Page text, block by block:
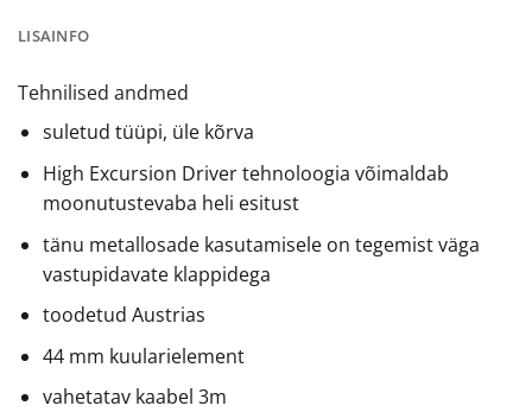
LISAINFO
Tehnilised andmed
suletud tüüpi, üle kõrva
High Excursion Driver tehnoloogia võimaldab
moonutustevaba heli esitust
tänu metallosade kasutamisele on tegemist väga
vastupidavate klappidega
toodetud Austrias
44 mm kuularielement
vahetatav kaabel 3m